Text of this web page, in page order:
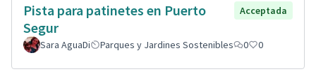
Pista para patinetes en Puerto
Segur
Acceptada
Sara AguaDi Parques y Jardines Sostenibles 0 0